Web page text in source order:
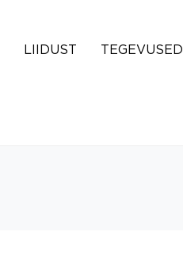
LIIDUST TEGEVUSED